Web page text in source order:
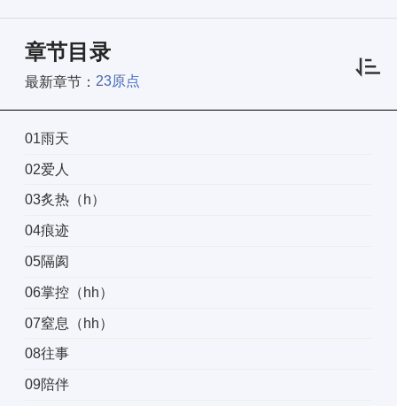
章节目录
最新章节： 23原点
01雨天
02爱人
03炙热（h）
04痕迹
05隔阂
06掌控（hh）
07窒息（hh）
08往事
09陪伴